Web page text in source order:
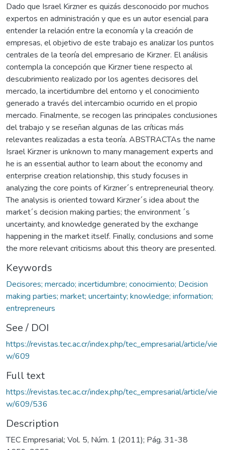
Dado que Israel Kirzner es quizás desconocido por muchos
expertos en administración y que es un autor esencial para
entender la relación entre la economía y la creación de
empresas, el objetivo de este trabajo es analizar los puntos
centrales de la teoría del empresario de Kirzner. El análisis
contempla la concepción que Kirzner tiene respecto al
descubrimiento realizado por los agentes decisores del
mercado, la incertidumbre del entorno y el conocimiento
generado a través del intercambio ocurrido en el propio
mercado. Finalmente, se recogen las principales conclusiones
del trabajo y se reseñan algunas de las críticas más
relevantes realizadas a esta teoría. ABSTRACTAs the name
Israel Kirzner is unknown to many management experts and
he is an essential author to learn about the economy and
enterprise creation relationship, this study focuses in
analyzing the core points of Kirzner´s entrepreneurial theory.
The analysis is oriented toward Kirzner´s idea about the
market´s decision making parties; the environment ´s
uncertainty, and knowledge generated by the exchange
happening in the market itself. Finally, conclusions and some
the more relevant criticisms about this theory are presented.
Keywords
Decisores; mercado; incertidumbre; conocimiento; Decision
making parties; market; uncertainty; knowledge; information;
entrepreneurs
See / DOI
https://revistas.tec.ac.cr/index.php/tec_empresarial/article/vie
w/609
Full text
https://revistas.tec.ac.cr/index.php/tec_empresarial/article/vie
w/609/536
Description
TEC Empresarial; Vol. 5, Núm. 1 (2011); Pág. 31-38